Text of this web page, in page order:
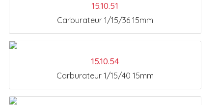
15.10.51
Carburateur 1/15/36 15mm
15.10.54
Carburateur 1/15/40 15mm